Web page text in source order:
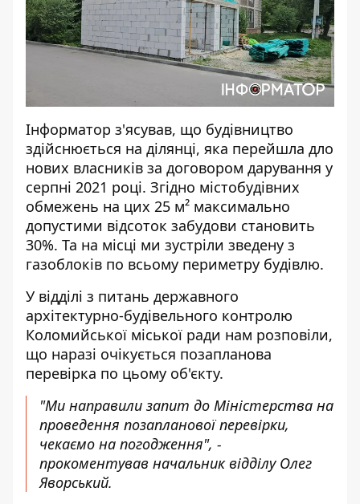
Інформатор з'ясував, що будівництво
здійснюється на ділянці, яка перейшла дло
нових власників за договором дарування у
серпні 2021 році. Згідно містобудівних
обмежень на цих 25 м² максимально
допустими відсоток забудови становить
30%. Та на місці ми зустріли зведену з
газоблоків по всьому периметру будівлю.
У відділі з питань державного
архітектурно-будівельного контролю
Коломийської міської ради нам розповіли,
що наразі очікується позапланова
перевірка по цьому об'єкту.
"Ми направили запит до Міністерства на
проведення позапланової перевірки,
чекаємо на погодження", -
прокоментував начальник відділу Олег
Яворський.